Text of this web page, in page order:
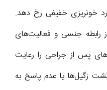
خونریزی خفیفی رخ دهد.
رابطه جنسی و فعالیت‌های
پس از جراحی را رعایت
زگیل‌ها یا عدم پاسخ به